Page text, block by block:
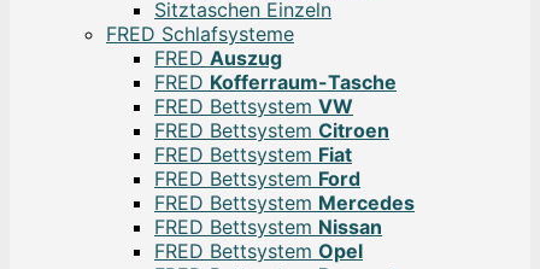
Sitztaschen Einzeln
FRED Schlafsysteme
FRED Auszug
FRED Kofferraum-Tasche
FRED Bettsystem VW
FRED Bettsystem Citroen
FRED Bettsystem Fiat
FRED Bettsystem Ford
FRED Bettsystem Mercedes
FRED Bettsystem Nissan
FRED Bettsystem Opel